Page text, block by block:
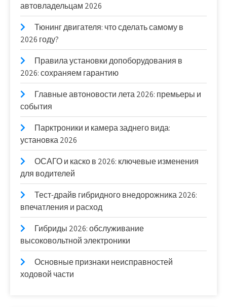
автовладельцам 2026
Тюнинг двигателя: что сделать самому в
2026 году?
Правила установки допоборудования в
2026: сохраняем гарантию
Главные автоновости лета 2026: премьеры и
события
Парктроники и камера заднего вида:
установка 2026
ОСАГО и каско в 2026: ключевые изменения
для водителей
Тест-драйв гибридного внедорожника 2026:
впечатления и расход
Гибриды 2026: обслуживание
высоковольтной электроники
Основные признаки неисправностей
ходовой части